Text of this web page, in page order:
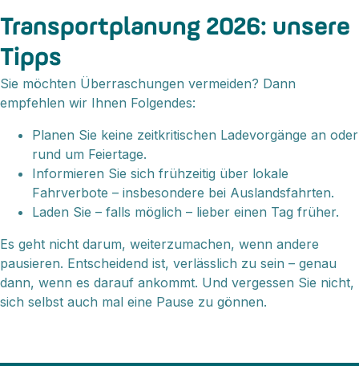
Transportplanung 2026: unsere
Tipps
Sie möchten Überraschungen vermeiden? Dann
empfehlen wir Ihnen Folgendes:
Planen Sie keine zeitkritischen Ladevorgänge an oder
rund um Feiertage.
Informieren Sie sich frühzeitig über lokale
Fahrverbote – insbesondere bei Auslandsfahrten.
Laden Sie – falls möglich – lieber einen Tag früher.
Es geht nicht darum, weiterzumachen, wenn andere
pausieren. Entscheidend ist, verlässlich zu sein – genau
dann, wenn es darauf ankommt. Und vergessen Sie nicht,
sich selbst auch mal eine Pause zu gönnen.